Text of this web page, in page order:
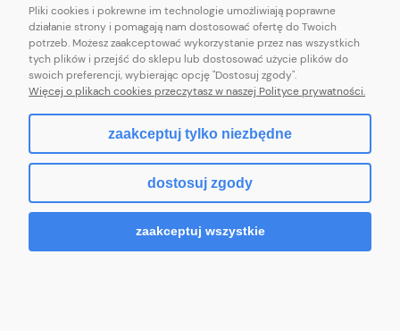
E-mail:pl101sukienek@gmail.com
101sukienek.pl
ul. Piotrkowska 317/11, Łódź 93-035, woj. łódzkie
pokaż pełną wersję strony
Sklep internetowy Shoper.pl
Pliki cookies i pokrewne im technologie umożliwiają poprawne
działanie strony i pomagają nam dostosować ofertę do Twoich
potrzeb. Możesz zaakceptować wykorzystanie przez nas wszystkich
tych plików i przejść do sklepu lub dostosować użycie plików do
swoich preferencji, wybierając opcję "Dostosuj zgody".
Więcej o plikach cookies przeczytasz w naszej Polityce prywatności.
zaakceptuj tylko niezbędne
dostosuj zgody
zaakceptuj wszystkie